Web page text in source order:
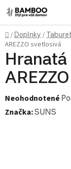
Prejsť na obsah
Domov
/Doplnky /
AREZZO svetlosivá
Priemerné
Neohodnotené
Značka:SUNS